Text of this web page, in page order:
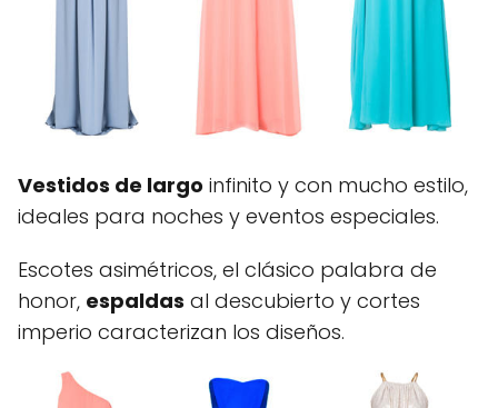
Vestidos de largo infinito y con mucho estilo,
ideales para noches y eventos especiales.
Escotes asimétricos, el clásico palabra de
honor, espaldas al descubierto y cortes
imperio caracterizan los diseños.